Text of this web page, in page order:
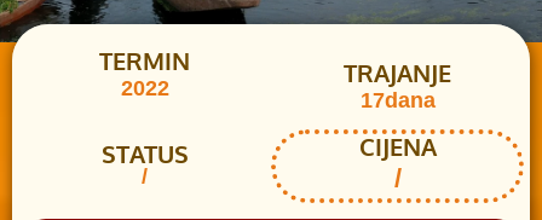
TERMIN
2022 TRAJANJE
17dana
STATUS
/
CIJENA
/